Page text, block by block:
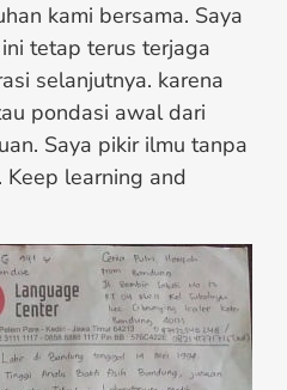
kami bersama. Saya
tetap terus terjaga
selanjutnya. karena
pondasi awal dari
Saya pikir ilmu tanpa
Keep learning and